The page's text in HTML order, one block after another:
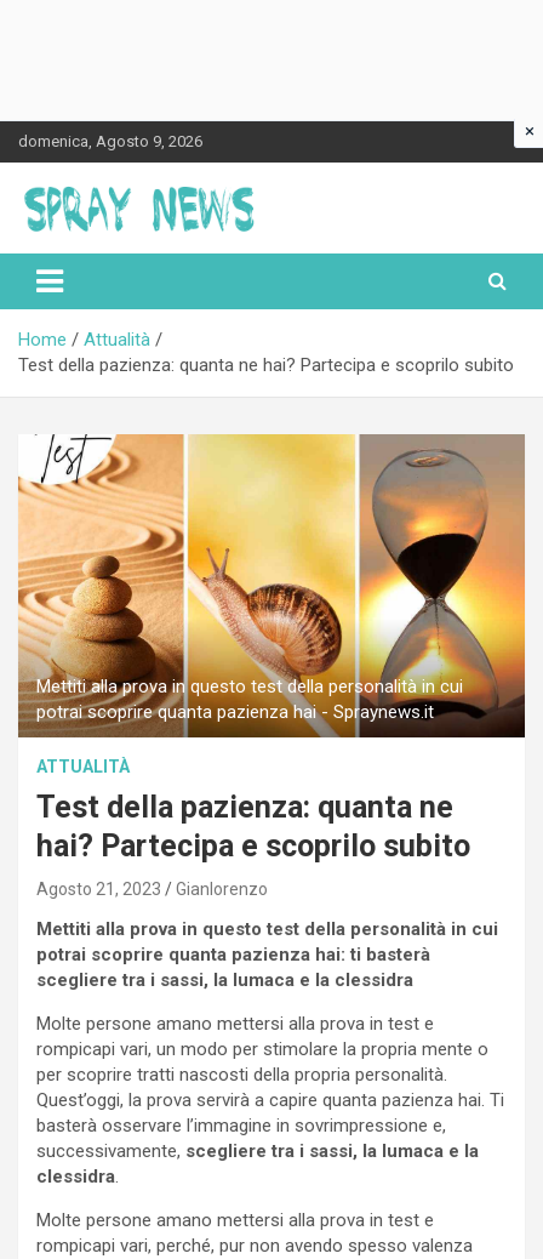
Skip
to
content
domenica, Agosto 9, 2026
Spraynews.it
Home
Attualità
Test della pazienza: quanta ne hai? Partecipa e scoprilo subito
Mettiti alla prova in questo test della personalità in cui
potrai scoprire quanta pazienza hai - Spraynews.it
ATTUALITÀ
Test della pazienza: quanta ne
hai? Partecipa e scoprilo subito
Agosto 21, 2023 Gianlorenzo
Mettiti alla prova in questo test della personalità in cui
potrai scoprire quanta pazienza hai: ti basterà
scegliere tra i sassi, la lumaca e la clessidra
Molte persone amano mettersi alla prova in test e
rompicapi vari, un modo per stimolare la propria mente o
per scoprire tratti nascosti della propria personalità.
Quest’oggi, la prova servirà a capire quanta pazienza hai. Ti
basterà osservare l’immagine in sovrimpressione e,
successivamente, scegliere tra i sassi, la lumaca e la
clessidra.
Molte persone amano mettersi alla prova in test e
rompicapi vari, perché, pur non avendo spesso valenza
×